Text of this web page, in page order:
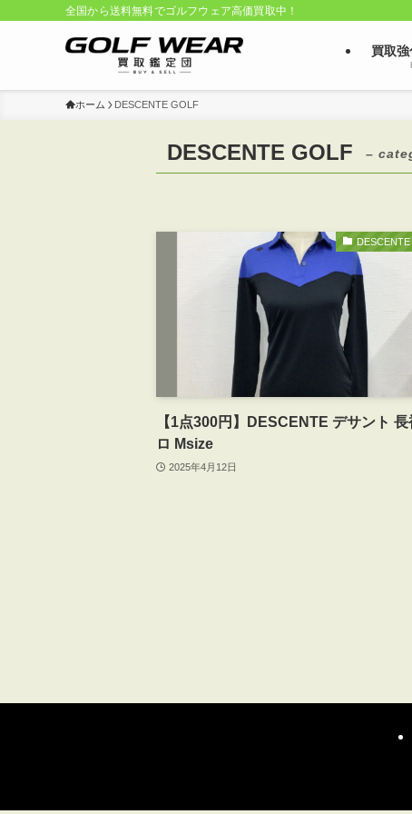
全国から送料無料でゴルフウェア高価買取中！
買取
ホーム DESCENTE GOLF
DESCENTE GOLF –
【1点300円】DESCENTE デサント 長
ロ Msize
2025年4月12日